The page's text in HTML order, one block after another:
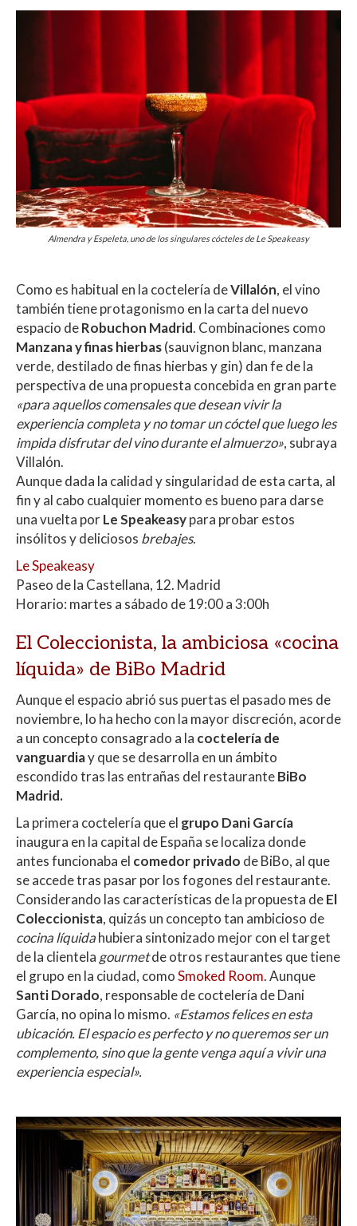
Almendra y Espeleta, uno de los singulares cócteles de Le Speakeasy
Como es habitual en la coctelería deVillalón, el vino
también tiene protagonismo en la carta del nuevo
espacio deRobuchon Madrid. Combinaciones como
Manzana y finas hierbas(sauvignon blanc, manzana
verde, destilado de finas hierbas y gin) dan fe de la
perspectiva de una propuesta concebida en gran parte
«para aquellos comensales que desean vivir la
experiencia completa y no tomar un cóctel que luego les
impida disfrutar del vino durante el almuerzo», subraya
Villalón.
Aunque dada la calidad y singularidad de esta carta, al
fin y al cabo cualquier momento es bueno para darse
una vuelta porLe Speakeasypara probar estos
insólitos y deliciosos brebajes.
Le Speakeasy
Paseo de la Castellana, 12. Madrid
Horario: martes a sábado de 19:00 a 3:00h
El Coleccionista, la ambiciosa «cocina
líquida» de BiBo Madrid
Aunque el espacio abrió sus puertas el pasado mes de
noviembre, lo ha hecho con la mayor discreción, acorde
a un concepto consagrado a la coctelería de
vanguardiay que se desarrolla en un ámbito
escondido tras las entrañas del restauranteBiBo
Madrid.
La primera coctelería que el grupo Dani García
inaugura en la capital de España se localiza donde
antes funcionaba el comedor privado de BiBo, al que
se accede tras pasar por los fogones del restaurante.
Considerando las características de la propuesta deEl
Coleccionista, quizás un concepto tan ambicioso de
cocina líquidahubiera sintonizado mejor con el target
de la clientela gourmetde otros restaurantes que tiene
el grupo en la ciudad, comoSmoked Room. Aunque
Santi Dorado, responsable de coctelería de Dani
García, no opina lo mismo. «Estamos felices en esta
ubicación. El espacio es perfecto y no queremos ser un
complemento, sino que la gente venga aquí a vivir una
experiencia especial».